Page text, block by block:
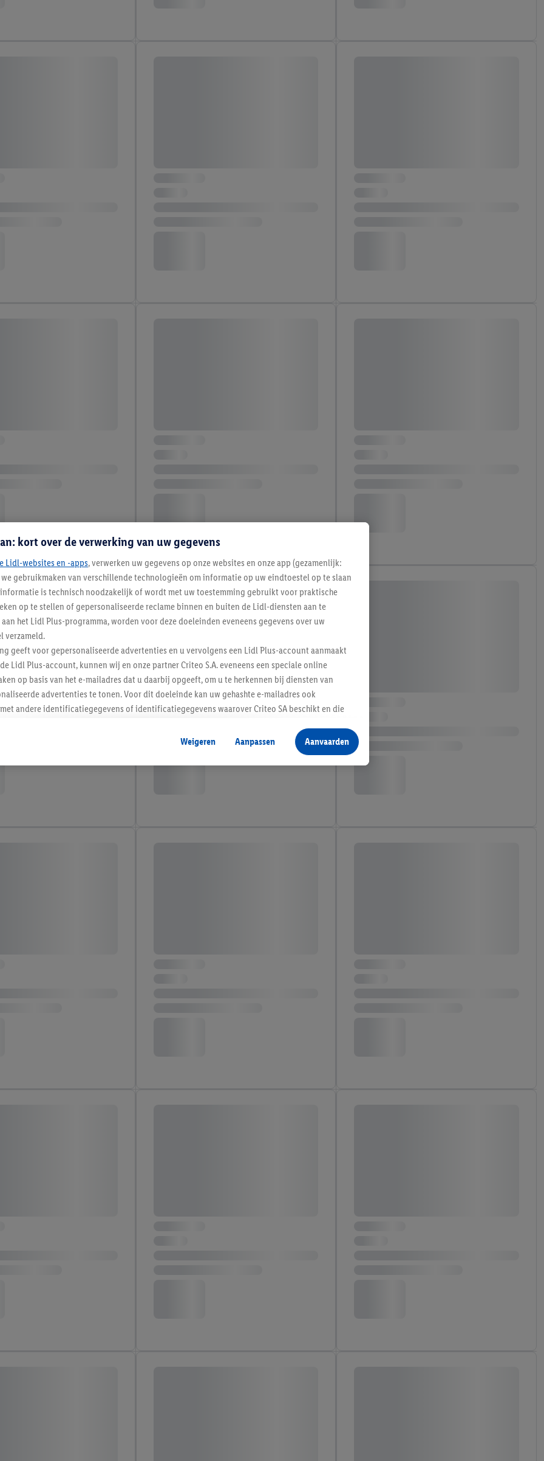
kort over de verwerking van uw gegevens
Lidl-websites en -apps, verwerken uw gegevens op onze websites en onze app (gezamenlijk:
gebruikmaken van verschillende technologieën om informatie op uw eindtoestel op te slaan
is technisch noodzakelijk of wordt met uw toestemming gebruikt voor praktische
op te stellen of gepersonaliseerde reclame binnen en buiten de Lidl-diensten aan te
het Lidl Plus-programma, worden voor deze doeleinden eveneens gegevens over uw
verzameld.
geeft voor gepersonaliseerde advertenties en u vervolgens een Lidl Plus-account aanmaakt
Lidl Plus-account, kunnen wij en onze partner Criteo S.A. eveneens een speciale online
op basis van het e-mailadres dat u daarbij opgeeft, om u te herkennen bij diensten van
advertenties te tonen. Voor dit doeleinde kan uw gehashte e-mailadres ook
andere identificatiegegevens of identificatiegegevens waarover Criteo SA beschikt en die
kunnen advertenties in het kader van retargeting, d.w.z. advertenties voor producten waarin
(bijvoorbeeld door het product in de webshop aan uw winkelmandje toe te voegen, maar het
apparaten en verschillende Lidl-diensten worden weergegeven als er met behulp
Weigeren Aanpassen Aanvaarden